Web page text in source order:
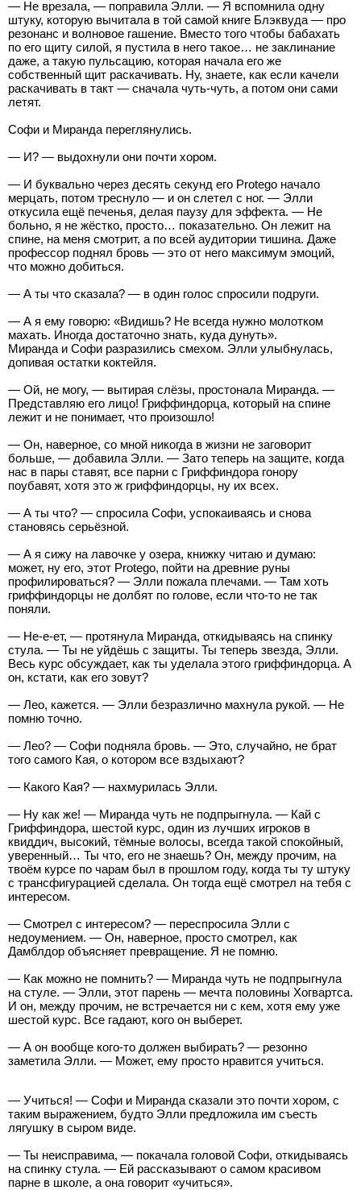
— Не врезала, — поправила Элли. — Я вспомнила одну
штуку, которую вычитала в той самой книге Блэквуда — про
резонанс и волновое гашение. Вместо того чтобы бабахать
по его щиту силой, я пустила в него такое… не заклинание
даже, а такую пульсацию, которая начала его же
собственный щит раскачивать. Ну, знаете, как если качели
раскачивать в такт — сначала чуть-чуть, а потом они сами
летят.
Софи и Миранда переглянулись.
— И? — выдохнули они почти хором.
— И буквально через десять секунд его Protego начало
мерцать, потом треснуло — и он слетел с ног. — Элли
откусила ещё печенья, делая паузу для эффекта. — Не
больно, я не жёстко, просто… показательно. Он лежит на
спине, на меня смотрит, а по всей аудитории тишина. Даже
профессор поднял бровь — это от него максимум эмоций,
что можно добиться.
— А ты что сказала? — в один голос спросили подруги.
— А я ему говорю: «Видишь? Не всегда нужно молотком
махать. Иногда достаточно знать, куда дунуть».
Миранда и Софи разразились смехом. Элли улыбнулась,
допивая остатки коктейля.
— Ой, не могу, — вытирая слёзы, простонала Миранда. —
Представляю его лицо! Гриффиндорца, который на спине
лежит и не понимает, что произошло!
— Он, наверное, со мной никогда в жизни не заговорит
больше, — добавила Элли. — Зато теперь на защите, когда
нас в пары ставят, все парни с Гриффиндора гонору
поубавят, хотя это ж гриффиндорцы, ну их всех.
— А ты что? — спросила Софи, успокаиваясь и снова
становясь серьёзной.
— А я сижу на лавочке у озера, книжку читаю и думаю:
может, ну его, этот Protego, пойти на древние руны
профилироваться? — Элли пожала плечами. — Там хоть
гриффиндорцы не долбят по голове, если что-то не так
поняли.
— Не-е-ет, — протянула Миранда, откидываясь на спинку
стула. — Ты не уйдёшь с защиты. Ты теперь звезда, Элли.
Весь курс обсуждает, как ты уделала этого гриффиндорца. А
он, кстати, как его зовут?
— Лео, кажется. — Элли безразлично махнула рукой. — Не
помню точно.
— Лео? — Софи подняла бровь. — Это, случайно, не брат
того самого Кая, о котором все вздыхают?
— Какого Кая? — нахмурилась Элли.
— Ну как же! — Миранда чуть не подпрыгнула. — Кай с
Гриффиндора, шестой курс, один из лучших игроков в
квиддич, высокий, тёмные волосы, всегда такой спокойный,
уверенный… Ты что, его не знаешь? Он, между прочим, на
твоём курсе по чарам был в прошлом году, когда ты ту штуку
с трансфигурацией сделала. Он тогда ещё смотрел на тебя с
интересом.
— Смотрел с интересом? — переспросила Элли с
недоумением. — Он, наверное, просто смотрел, как
Дамблдор объясняет превращение. Я не помню.
— Как можно не помнить? — Миранда чуть не подпрыгнула
на стуле. — Элли, этот парень — мечта половины Хогвартса.
И он, между прочим, не встречается ни с кем, хотя ему уже
шестой курс. Все гадают, кого он выберет.
— А он вообще кого-то должен выбирать? — резонно
заметила Элли. — Может, ему просто нравится учиться.
— Учиться! — Софи и Миранда сказали это почти хором, с
таким выражением, будто Элли предложила им съесть
лягушку в сыром виде.
— Ты неисправима, — покачала головой Софи, откидываясь
на спинку стула. — Ей рассказывают о самом красивом
парне в школе, а она говорит «учиться».